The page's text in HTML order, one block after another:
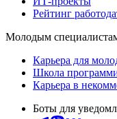
Рейтинг
Молодым
Карьера для
Школа
Карьера в
Боты для